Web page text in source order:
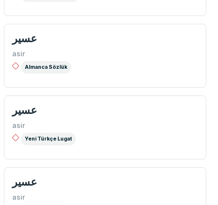
عسیر
asir
Almanca Sözlük
عسیر
asir
Yeni Türkçe Lugat
عسیر
asir